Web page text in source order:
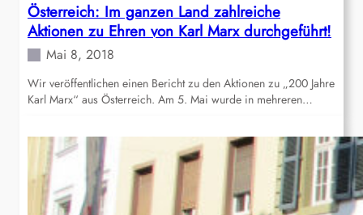
Österreich: Im ganzen Land zahlreiche
Aktionen zu Ehren von Karl Marx durchgeführt!
Mai 8, 2018
Wir veröffentlichen einen Bericht zu den Aktionen zu „200 Jahre
Karl Marx“ aus Österreich. Am 5. Mai wurde in mehreren…